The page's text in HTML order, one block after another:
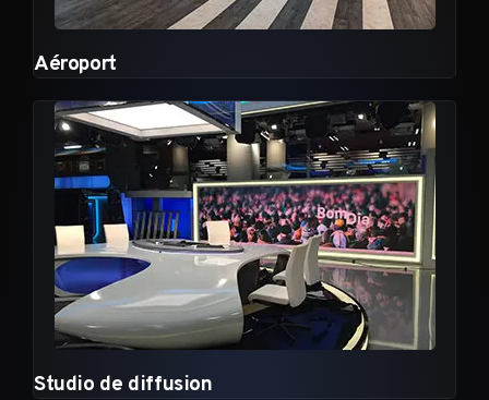
Aéroport
Studio de diffusion